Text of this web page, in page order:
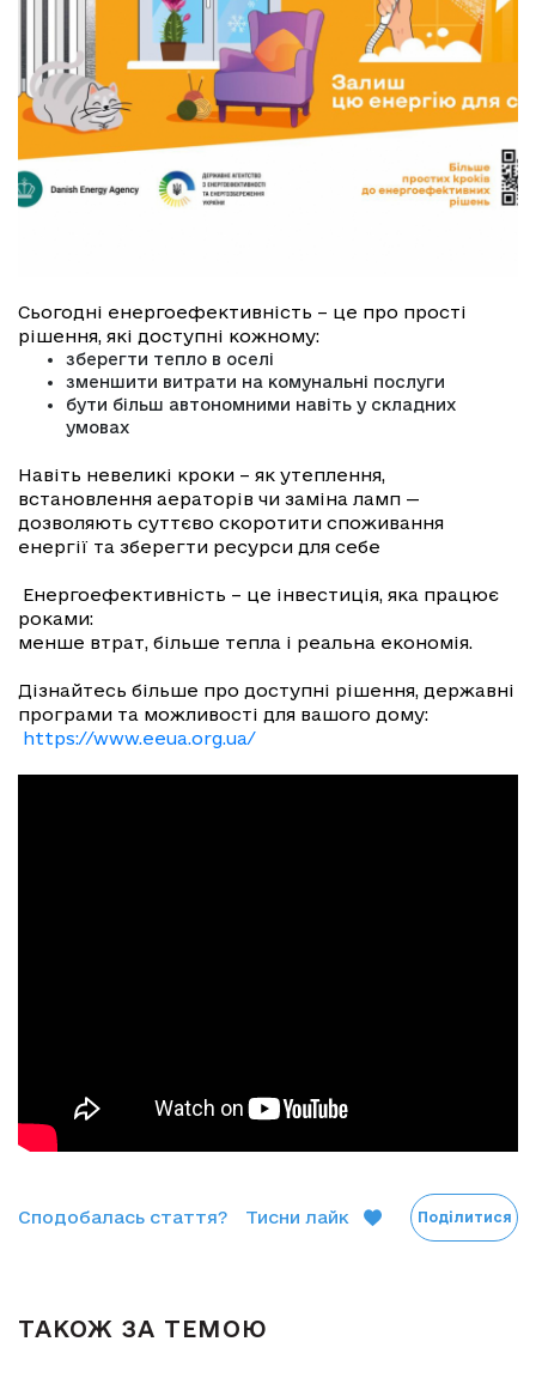
Сьогодні енергоефективність – це про прості
рішення, які доступні кожному:
зберегти тепло в оселі
зменшити витрати на комунальні послуги
бути більш автономними навіть у складних
умовах
Навіть невеликі кроки – як утеплення,
встановлення аераторів чи заміна ламп —
дозволяють суттєво скоротити споживання
енергії та зберегти ресурси для себе
Енергоефективність – це інвестиція, яка працює
роками:
менше втрат, більше тепла і реальна економія.
Дізнайтесь більше про доступні рішення, державні
програми та можливості для вашого дому:
https://www.eeua.org.ua/
Сподобалась стаття? Тисни лайк Поділитися
ТАКОЖ ЗА ТЕМОЮ